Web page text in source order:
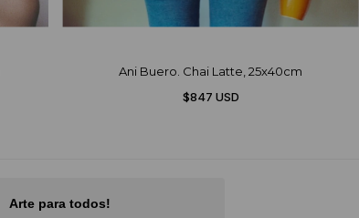
Ani Buero. Chai Latte, 25x40cm
$847 USD
Arte para todos!